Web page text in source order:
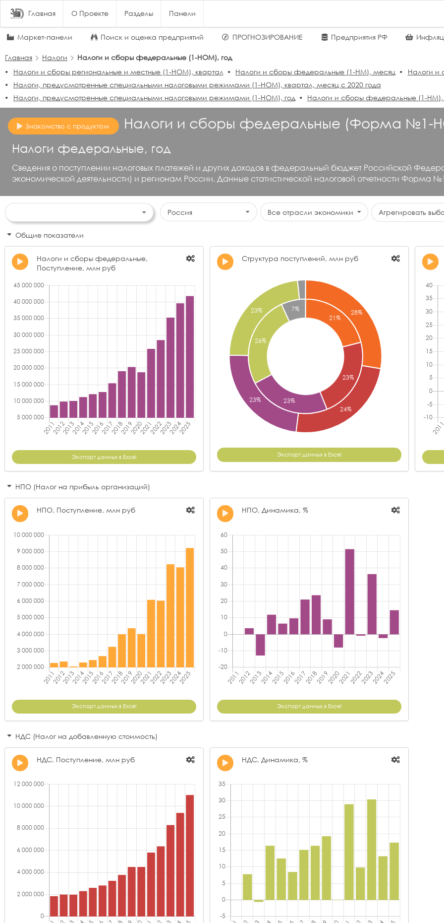
Главная О Проекте Разделы Панели
Маркет-панели Поиск и оценка предприятий ПРОГНОЗИРОВАНИЕ Предприятия РФ
Главная Налоги
Налоги и сборы федеральные (1-НОМ), год
Налоги и сборы региональные и местные (1-НОМ), квартал
Налоги и сборы федеральные (1-НМ), месяц
Налоги и
Налоги, предусмотренные специальными налоговыми режимами (1-НОМ), квартал, месяц с 2020 года
Налоги, предусмотренные специальными налоговыми режимами (1-НОМ), год
Налоги и сборы федеральные (1-НМ),
Знакомство с продуктом Налоги и сборы федеральные (Форма №1-
Налоги федеральные, год
Сведения о поступлении налоговых платежей и других доходов в федеральный бюджет Российской
экономической деятельности) и регионам России. Данные статистической налоговой отчетности
Россия Все отрасли экономики Агрегировать
Общие показатели
Налоги и сборы федеральные,
Поступление, млн руб
Экспорт данных в Excel
Структура поступлений, млн руб
Экспорт данных в Excel
НПО (Налог на прибыль организаций)
НПО, Поступление, млн руб
Экспорт данных в Excel
НПО, Динамика, %
Экспорт данных в Excel
НДС (Налог на добавленную стоимость)
НДС, Поступление, млн руб НДС, Динамика, %